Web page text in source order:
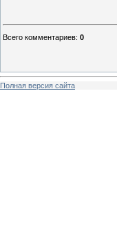
Всего комментариев: 0
Полная версия сайта